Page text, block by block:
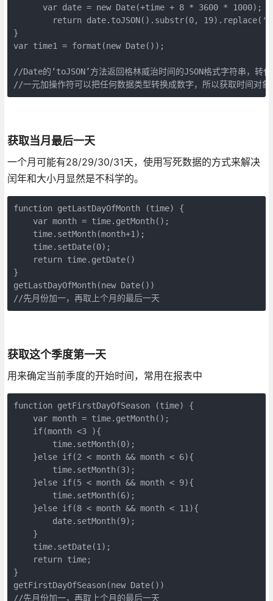
      var date = new Date(+time + 8 * 3600 * 1000);
}
var time1 = format(new Date());
//Date的‘toJSON’方法返回格林威治时间的JSON格式字符串，转
//一元加操作符可以把任何数据类型转换成数字，所以获取时间对
获取当月最后一天
一个月可能有28/29/30/31天，使用写死数据的方式来解决
闰年和大小月显然是不科学的。
function getLastDayOfMonth (time) {
    var month = time.getMonth();
    time.setMonth(month+1);
    time.setDate(0);
    return time.getDate()
}
getLastDayOfMonth(new Date())
//先月份加一，再取上个月的最后一天
获取这个季度第一天
用来确定当前季度的开始时间，常用在报表中
function getFirstDayOfSeason (time) {
    var month = time.getMonth();
    if(month <3 ){
        time.setMonth(0);
    }else if(2 < month && month < 6){
        time.setMonth(3);
    }else if(5 < month && month < 9){
        time.setMonth(6);
    }else if(8 < month && month < 11){
        date.setMonth(9);
    }
    time.setDate(1);
    return time;
}
getFirstDayOfSeason(new Date())
//先月份加一，再取上个月的最后一天